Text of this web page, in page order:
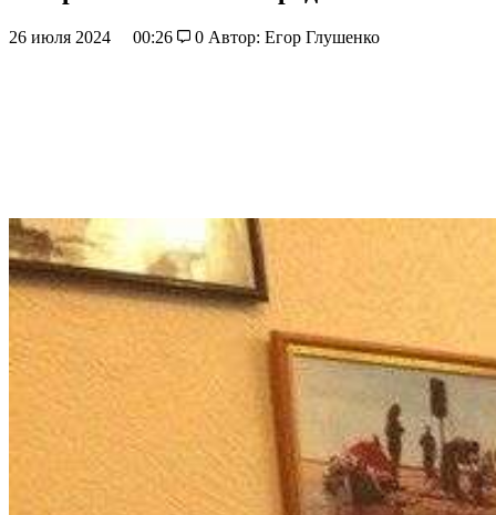
26 июля 2024 00:26 0 Автор: Егор Глушенко